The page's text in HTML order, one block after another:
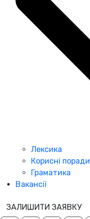
Лексика
Корисні поради
Граматика
Вакансії
ЗАЛИШИТИ ЗАЯВКУ